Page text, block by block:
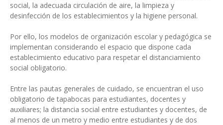
social, la adecuada circulación de aire, la limpieza y
desinfección de los establecimientos y la higiene personal.
Por ello, los modelos de organización escolar y pedagógica se
implementan considerando el espacio que dispone cada
establecimiento educativo para respetar el distanciamiento
social obligatorio.
Entre las pautas generales de cuidado, se encuentran el uso
obligatorio de tapabocas para estudiantes, docentes y
auxiliares; la distancia social entre estudiantes y docentes, de
al menos de un metro y medio entre estudiantes y de dos